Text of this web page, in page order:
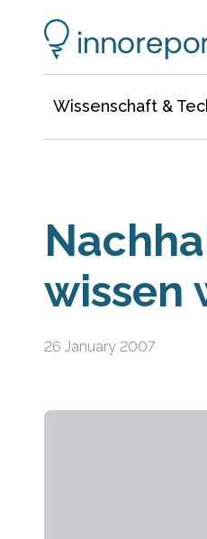
Wissenschaft &
wissen
26 January 2007